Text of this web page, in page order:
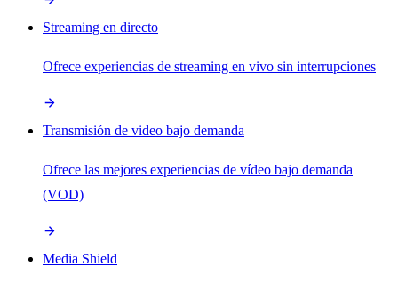
Streaming en directo
Ofrece experiencias de streaming en vivo sin interrupciones
Transmisión de video bajo demanda
Ofrece las mejores experiencias de vídeo bajo demanda
(VOD)
Media Shield